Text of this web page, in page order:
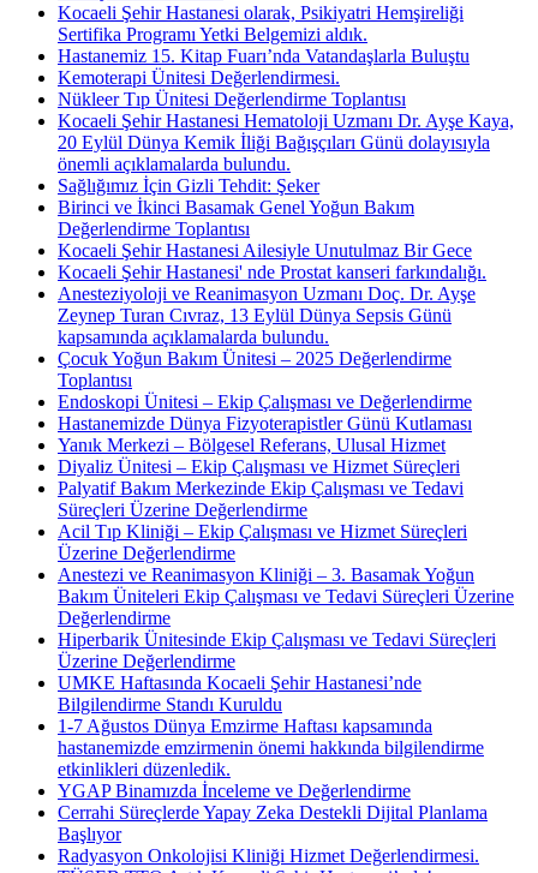
Kocaeli Şehir Hastanesi olarak, Psikiyatri Hemşireliği
Sertifika Programı Yetki Belgemizi aldık.
Hastanemiz 15. Kitap Fuarı’nda Vatandaşlarla Buluştu
Kemoterapi Ünitesi Değerlendirmesi.
Nükleer Tıp Ünitesi Değerlendirme Toplantısı
Kocaeli Şehir Hastanesi Hematoloji Uzmanı Dr. Ayşe Kaya,
20 Eylül Dünya Kemik İliği Bağışçıları Günü dolayısıyla
önemli açıklamalarda bulundu.
Sağlığımız İçin Gizli Tehdit: Şeker
Birinci ve İkinci Basamak Genel Yoğun Bakım
Değerlendirme Toplantısı
Kocaeli Şehir Hastanesi Ailesiyle Unutulmaz Bir Gece
Kocaeli Şehir Hastanesi' nde Prostat kanseri farkındalığı.
Anesteziyoloji ve Reanimasyon Uzmanı Doç. Dr. Ayşe
Zeynep Turan Cıvraz, 13 Eylül Dünya Sepsis Günü
kapsamında açıklamalarda bulundu.
Çocuk Yoğun Bakım Ünitesi – 2025 Değerlendirme
Toplantısı
Endoskopi Ünitesi – Ekip Çalışması ve Değerlendirme
Hastanemizde Dünya Fizyoterapistler Günü Kutlaması
Yanık Merkezi – Bölgesel Referans, Ulusal Hizmet
Diyaliz Ünitesi – Ekip Çalışması ve Hizmet Süreçleri
Palyatif Bakım Merkezinde Ekip Çalışması ve Tedavi
Süreçleri Üzerine Değerlendirme
Acil Tıp Kliniği – Ekip Çalışması ve Hizmet Süreçleri
Üzerine Değerlendirme
Anestezi ve Reanimasyon Kliniği – 3. Basamak Yoğun
Bakım Üniteleri Ekip Çalışması ve Tedavi Süreçleri Üzerine
Değerlendirme
Hiperbarik Ünitesinde Ekip Çalışması ve Tedavi Süreçleri
Üzerine Değerlendirme
UMKE Haftasında Kocaeli Şehir Hastanesi’nde
Bilgilendirme Standı Kuruldu
1-7 Ağustos Dünya Emzirme Haftası kapsamında
hastanemizde emzirmenin önemi hakkında bilgilendirme
etkinlikleri düzenledik.
YGAP Binamızda İnceleme ve Değerlendirme
Cerrahi Süreçlerde Yapay Zeka Destekli Dijital Planlama
Başlıyor
Radyasyon Onkolojisi Kliniği Hizmet Değerlendirmesi.